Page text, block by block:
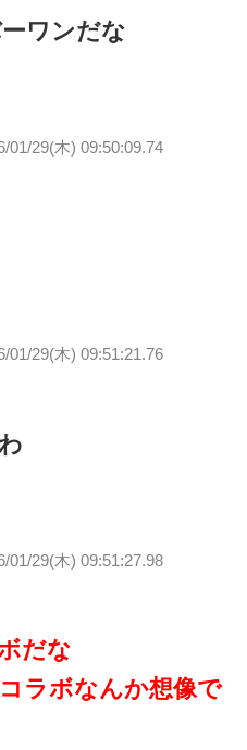
ワンだな
01/29(木) 09:50:09.74
01/29(木) 09:51:21.76
01/29(木) 09:51:27.98
だな
ラボなんか想像で